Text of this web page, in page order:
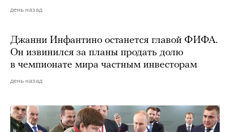
день назад
Джанни Инфантино останется главой ФИФА.
Он извинился за планы продать долю
в чемпионате мира частным инвесторам
день назад